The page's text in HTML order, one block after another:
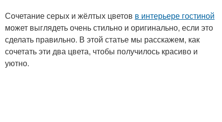
Сочетание серых и жёлтых цветов в интерьере гостиной
может выглядеть очень стильно и оригинально, если это
сделать правильно. В этой статье мы расскажем, как
сочетать эти два цвета, чтобы получилось красиво и
уютно.